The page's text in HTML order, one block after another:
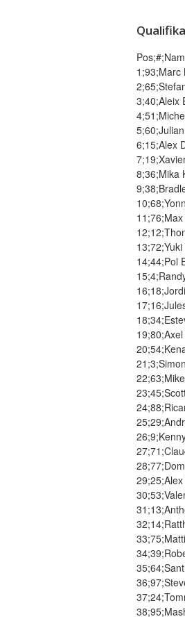
1;93;Marc
3;40;Aleix
6;15;Alex
8;36;Mika
14;44;Pol